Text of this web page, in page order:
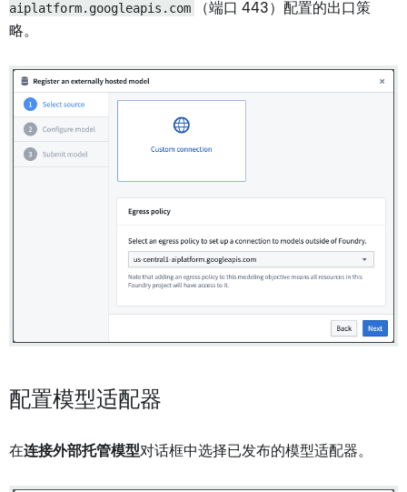
aiplatform.googleapis.com
（端口 443）配置的出口策
略。
配置模型适配器
在连接外部托管模型对话框中选择已发布的模型适配器。